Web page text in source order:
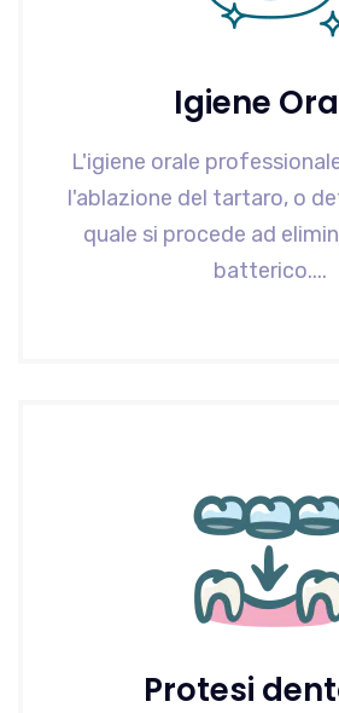
Igiene
L'igiene orale
l'ablazione del tartaro, o
quale si procede ad
batterico....
Protesi